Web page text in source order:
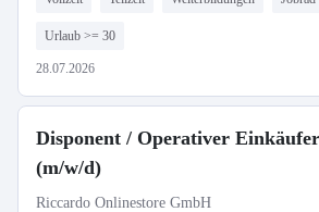
Urlaub >= 30
28.07.2026
Disponent / Operativer Einkäufer
(m/w/d)
Riccardo Onlinestore GmbH